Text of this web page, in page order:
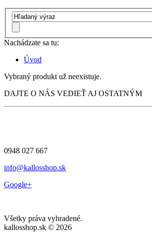
Nachádzate sa tu:
Úvod
Vybraný produkt už neexistuje.
DAJTE O NÁS VEDIEŤ AJ OSTATNÝM
0948 027 667
info@kallosshop.sk
Google+
Všetky práva vyhradené.
kallosshop.sk © 2026